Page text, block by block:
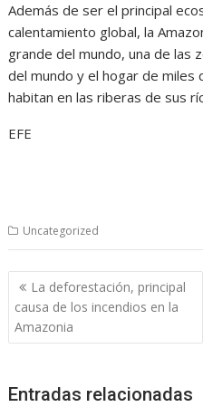
Además de ser el principal
calentamiento global, la
grande del mundo, una de las
del mundo y el hogar de miles
habitan en las riberas de sus
EFE
Uncategorized
Navegación
de
entradas
La deforestación, principal
causa de los incendios en la
Amazonia
Entradas relacionadas